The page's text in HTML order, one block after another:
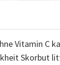
Vitamin C
Skorbut